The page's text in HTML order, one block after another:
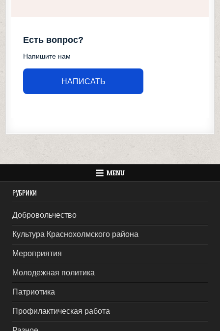
Есть вопрос?
Напишите нам
НАПИСАТЬ
MENU
РУБРИКИ
Добровольчество
Культура Краснохолмского района
Мероприятия
Молодежная политика
Патриотика
Профилактическая работа